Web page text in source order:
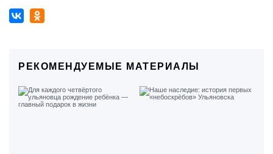
РЕКОМЕНДУЕМЫЕ МАТЕРИАЛЫ